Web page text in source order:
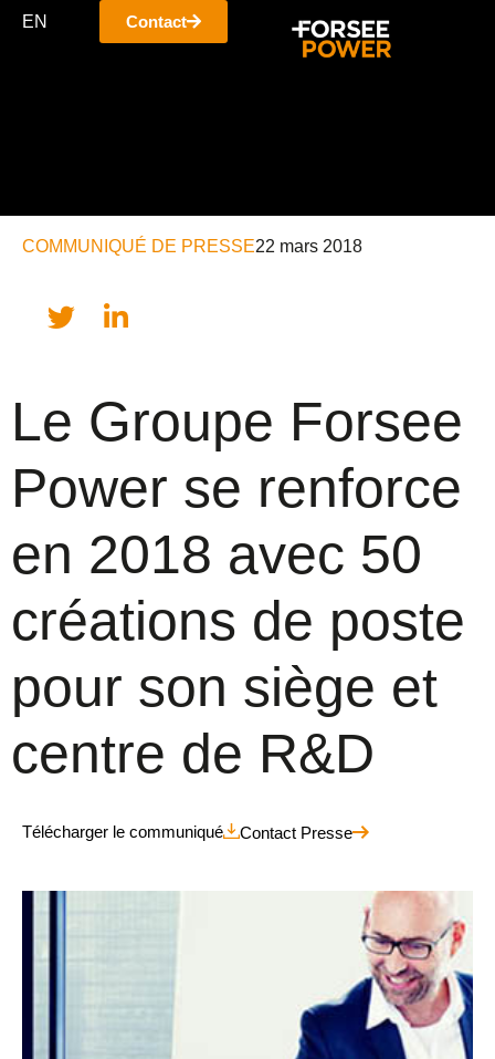
EN Contact
COMMUNIQUÉ DE PRESSE22 mars 2018
Le Groupe Forsee
Power se renforce
en 2018 avec 50
créations de poste
pour son siège et
centre de R&D
Télécharger le communiqué Contact Presse